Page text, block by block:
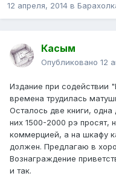
12 апреля, 2014 в
Касым
Опубликовано 12
Издание при содействии
времена трудилась
Осталось две книги,
них 1500-2000 рэ просят,
коммерцией, а на шкафу
должен. Предлагаю в
Вознаграждение
и так.